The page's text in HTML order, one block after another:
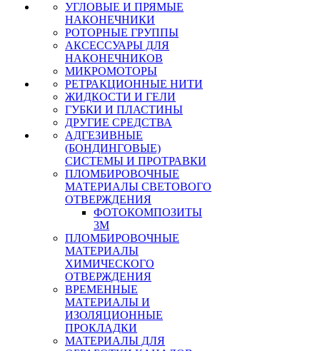
УГЛОВЫЕ И ПРЯМЫЕ
НАКОНЕЧНИКИ
РОТОРНЫЕ ГРУППЫ
АКСЕССУАРЫ ДЛЯ
НАКОНЕЧНИКОВ
МИКРОМОТОРЫ
РЕТРАКЦИОННЫЕ НИТИ
ЖИДКОСТИ И ГЕЛИ
ГУБКИ И ПЛАСТИНЫ
ДРУГИЕ СРЕДСТВА
АДГЕЗИВНЫЕ
(БОНДИНГОВЫЕ)
СИСТЕМЫ И ПРОТРАВКИ
ПЛОМБИРОВОЧНЫЕ
МАТЕРИАЛЫ СВЕТОВОГО
ОТВЕРЖДЕНИЯ
ФОТОКОМПОЗИТЫ
3М
ПЛОМБИРОВОЧНЫЕ
МАТЕРИАЛЫ
ХИМИЧЕСКОГО
ОТВЕРЖДЕНИЯ
ВРЕМЕННЫЕ
МАТЕРИАЛЫ И
ИЗОЛЯЦИОННЫЕ
ПРОКЛАДКИ
МАТЕРИАЛЫ ДЛЯ